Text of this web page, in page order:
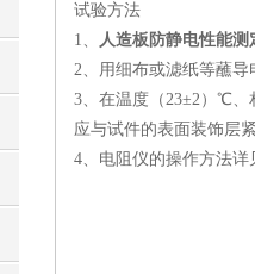
试验方法
1、
人造板防静电性能测
2、用细布或滤纸等蘸
3、在温度（23±2）℃、
应与试件的表面装饰层
4、电阻仪的操作方法